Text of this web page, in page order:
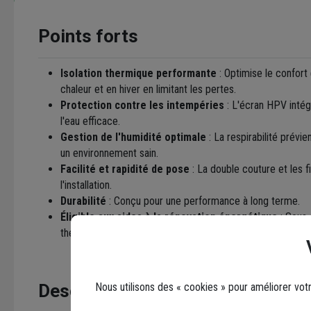
Points forts
Isolation thermique performante : Optimise le
chaleur et en hiver en limitant les pertes.
Protection contre les intempéries : L'écran HPV
l'eau efficace.
Gestion de l'humidité optimale : La respirabilité
un environnement sain.
Facilité et rapidité de pose : La double couture et les
l'installation.
Durabilité : Conçu pour une performance à long terme.
Éligible aux aides à la rénovation énergétique: Sous
thermique installée (se référer aux seuils en vigueur).
DescriptionNous utilisons des « cookies » pour améliorer